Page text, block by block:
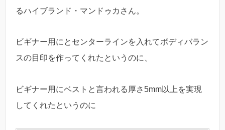
るハイブランド・マンドゥカさん。
ビギナー用にとセンターラインを入れてボディバラン
スの目印を作ってくれたというのに、
ビギナー用にベストと言われる厚さ5mm以上を実現
してくれたというのに